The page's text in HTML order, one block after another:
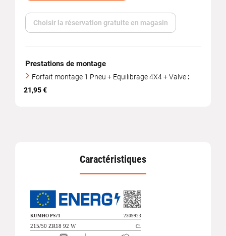
Choisir la réservation gratuite en magasin
Prestations de montage
Forfait montage 1 Pneu + Equilibrage 4X4 + Valve :
21,95 €
Caractéristiques